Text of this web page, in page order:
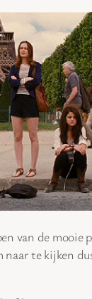
van de mooie
naar te kijken